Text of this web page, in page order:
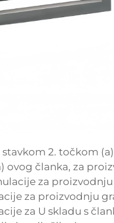
2. točkom
ovog članka, za
za
za proizvodnju
za U skladu s